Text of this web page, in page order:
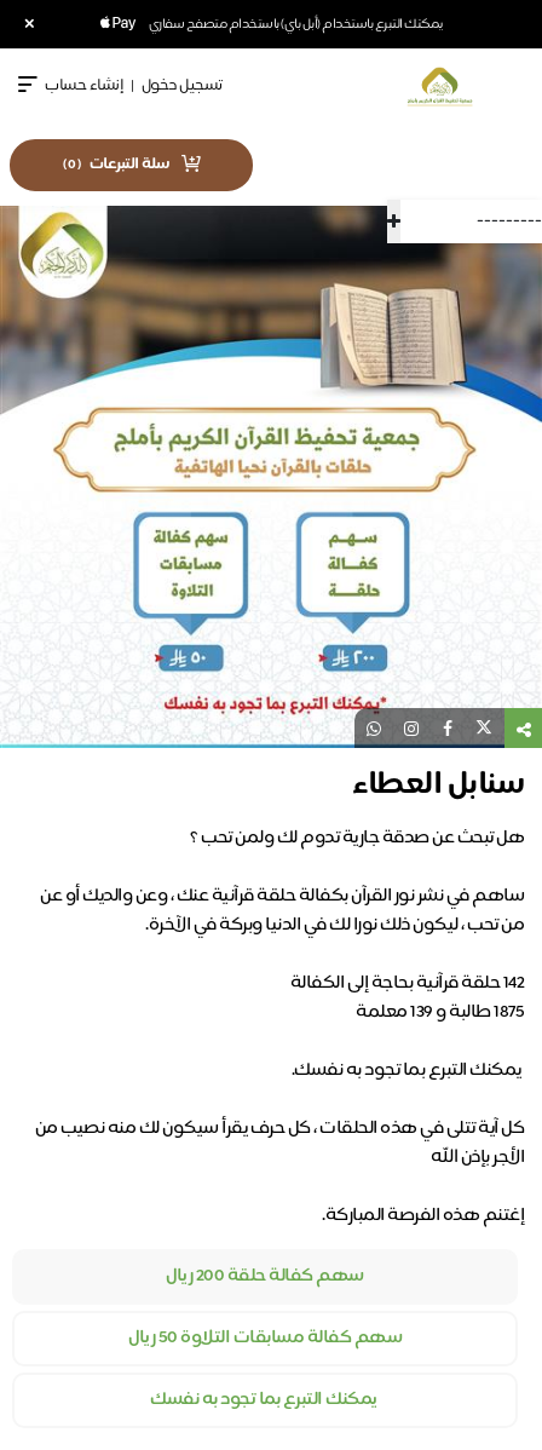
يمكنك التبرع باستخدام (أبل باي) باستخدام متصفح سفاري ×
---------
تسجيل دخول | إنشاء حساب
سلة التبرعات (
0
)
سنابل العطاء
ساهم في نشر نور القرآن بكفالة حلقة قرآنية عنك ، وعن والديك أو عن
كل آية تتلى في هذه الحلقات ، كل حرف يقرأ سيكون لك منه نصيب من
إغتنم هذه الفرصة المباركة.
سهم كفالة حلقة 200 ريال
سهم كفالة مسابقات التلاوة 50 ريال
‏ يمكنك التبرع بما تجود به نفسك